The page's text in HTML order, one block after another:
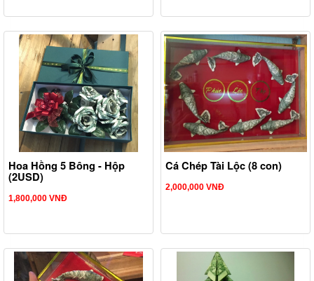
Hoa Hồng 5 Bông - Hộp
(2USD)
1,800,000 VNĐ
Cá Chép Tài Lộc (8 con)
2,000,000 VNĐ